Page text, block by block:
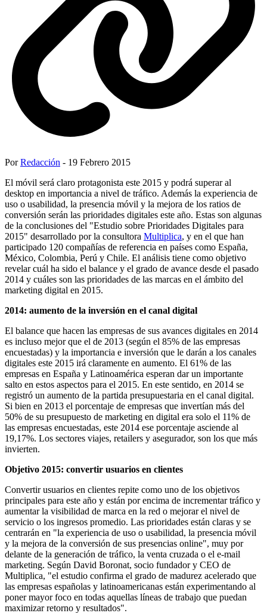
PorRedacción - 19 Febrero 2015
El móvil será claro protagonista este 2015 y podrá superar al
desktop en importancia a nivel de tráfico. Además la experiencia de
uso o usabilidad, la presencia móvil y la mejora de los ratios de
conversión serán las prioridades digitales este año. Estas son algunas
de la conclusiones del "Estudio sobre Prioridades Digitales para
2015" desarrollado por la consultora Multiplica, y en el que han
participado 120 compañías de referencia en países como España,
México, Colombia, Perú y Chile. El análisis tiene como objetivo
revelar cuál ha sido el balance y el grado de avance desde el pasado
2014 y cuáles son las prioridades de las marcas en el ámbito del
marketing digital en 2015.
2014: aumento de la inversión en el canal digital
El balance que hacen las empresas de sus avances digitales en 2014
es incluso mejor que el de 2013 (según el 85% de las empresas
encuestadas) y la importancia e inversión que le darán a los canales
digitales este 2015 irá claramente en aumento. El 61% de las
empresas en España y Latinoamérica esperan dar un importante
salto en estos aspectos para el 2015. En este sentido, en 2014 se
registró un aumento de la partida presupuestaria en el canal digital.
Si bien en 2013 el porcentaje de empresas que invertían más del
50% de su presupuesto de marketing en digital era solo el 11% de
las empresas encuestadas, este 2014 ese porcentaje asciende al
19,17%. Los sectores viajes, retailers y asegurador, son los que más
invierten.
Objetivo 2015: convertir usuarios en clientes
Convertir usuarios en clientes repite como uno de los objetivos
principales para este año y están por encima de incrementar tráfico y
aumentar la visibilidad de marca en la red o mejorar el nivel de
servicio o los ingresos promedio. Las prioridades están claras y se
centrarán en "la experiencia de uso o usabilidad, la presencia móvil
y la mejora de la conversión de sus presencias online", muy por
delante de la generación de tráfico, la venta cruzada o el e-mail
marketing. Según David Boronat, socio fundador y CEO de
Multiplica, "el estudio confirma el grado de madurez acelerado que
las empresas españolas y latinoamericanas están experimentando al
poner mayor foco en todas aquellas líneas de trabajo que puedan
maximizar retorno y resultados".